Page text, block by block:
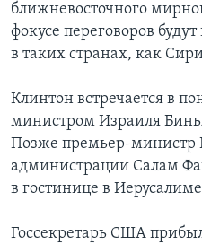
ближневосточного
фокусе переговоров
в таких странах, как
Клинтон встречается в
министром Израиля
Позже премьер-министр
администрации Салам
в гостинице в
Госсекретарь США